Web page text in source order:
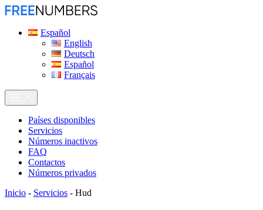
Español
English
Deutsch
Español
Français
Países disponibles
Servicios
Números inactivos
FAQ
Contactos
Números privados
Inicio - Servicios - Hud